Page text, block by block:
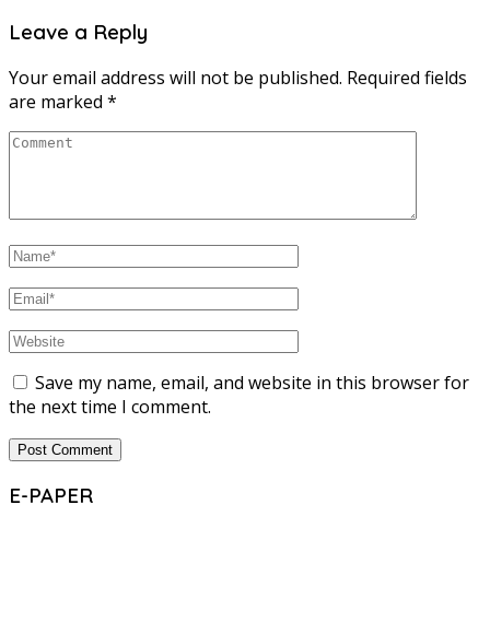
Leave a Reply
Your email address will not be published. Required fields
are marked *
Save my name, email, and website in this browser for
the next time I comment.
E-PAPER